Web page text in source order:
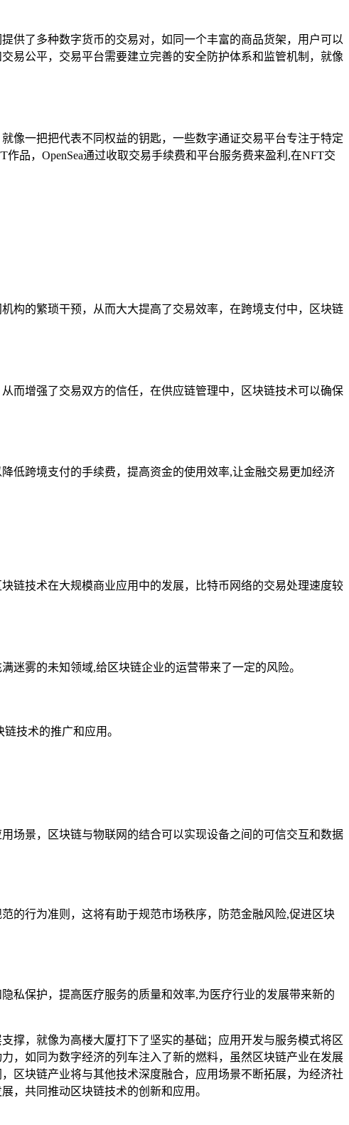
供了多种数字货币的交易对，如同一个丰富的商品货架，用户可以
易公平，交易平台需要建立完善的安全防护体系和监管机制，就像
像一把把代表不同权益的钥匙，一些数字通证交易平台专注于特定
品，OpenSea通过收取交易手续费和平台服务费来盈利,在NFT交
构的繁琐干预，从而大大提高了交易效率，在跨境支付中，区块链
而增强了交易双方的信任，在供应链管理中，区块链技术可以确保
低跨境支付的手续费，提高资金的使用效率,让金融交易更加经济
链技术在大规模商业应用中的发展，比特币网络的交易处理速度较
迷雾的未知领域,给区块链企业的运营带来了一定的风险。
技术的推广和应用。
场景，区块链与物联网的结合可以实现设备之间的可信交互和数据
的行为准则，这将有助于规范市场秩序，防范金融风险,促进区块
私保护，提高医疗服务的质量和效率,为医疗行业的发展带来新的
撑，就像为高楼大厦打下了坚实的基础；应用开发与服务模式将区
，如同为数字经济的列车注入了新的燃料，虽然区块链产业在发展
区块链产业将与其他技术深度融合，应用场景不断拓展，为经济社
，共同推动区块链技术的创新和应用。